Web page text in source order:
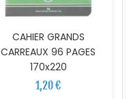
CAHIER GRANDS
CARREAUX 96 PAGES
170x220
1,20 €